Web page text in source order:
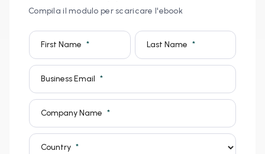
Compila il modulo per scaricare l'ebook